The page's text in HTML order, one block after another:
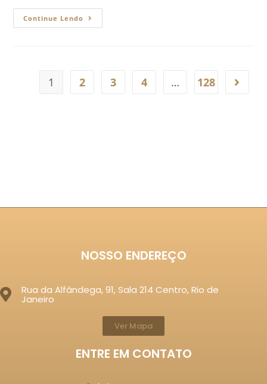
Continue Lendo
1 2 3 4 … 128
NOSSO ENDEREÇO
Rua da Alfândega, 91, Sala 214 Centro, Rio de
Janeiro
Ver Mapa
ENTRE EM CONTATO